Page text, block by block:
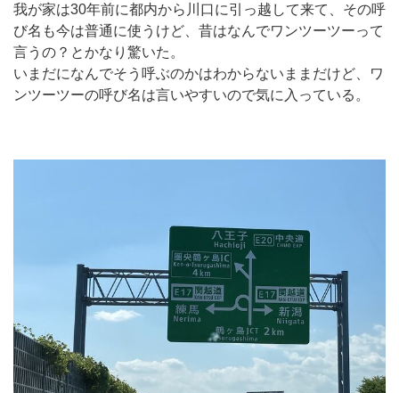
我が家は30年前に都内から川口に引っ越して来て、その呼
び名も今は普通に使うけど、昔はなんでワンツーツーって
言うの？とかなり驚いた。
いまだになんでそう呼ぶのかはわからないままだけど、ワ
ンツーツーの呼び名は言いやすいので気に入っている。